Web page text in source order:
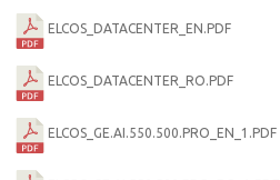
ELCOS_DATACENTER_EN.PDF
ELCOS_DATACENTER_RO.PDF
ELCOS_GE.AI.550.500.PRO_EN_1.PDF